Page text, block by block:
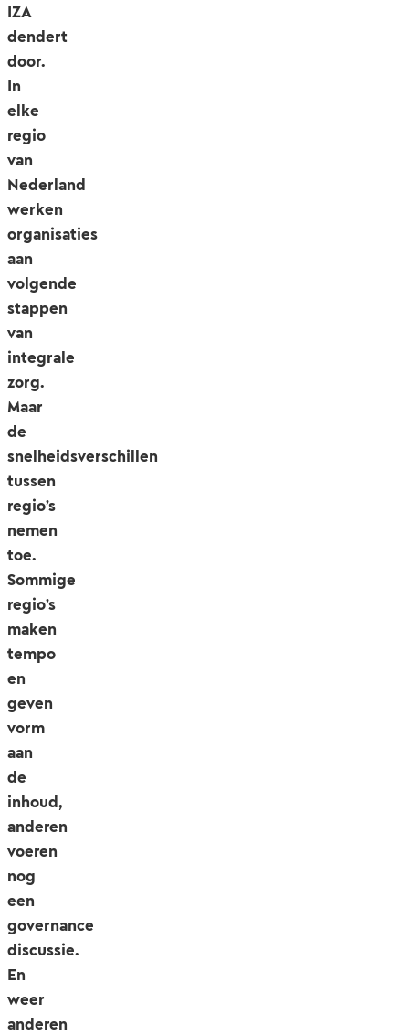
IZA
dendert
door.
In
elke
regio
van
Nederland
werken
organisaties
aan
volgende
stappen
van
integrale
zorg.
Maar
de
snelheidsverschillen
tussen
regio’s
nemen
toe.
Sommige
regio’s
maken
tempo
en
geven
vorm
aan
de
inhoud,
anderen
voeren
nog
een
governance
discussie.
En
weer
anderen